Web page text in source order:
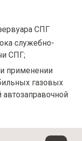
СПГ
служебно-
СПГ;
применении
газовых